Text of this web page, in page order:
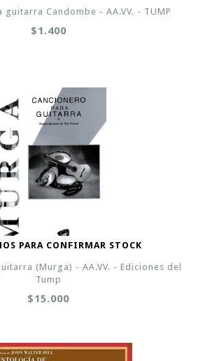
guitarra Candombe - AA.VV. - TUMP
$1.400
PARA CONFIRMAR STOCK
(Murga) - AA.VV. - Ediciones del
Tump
$15.000